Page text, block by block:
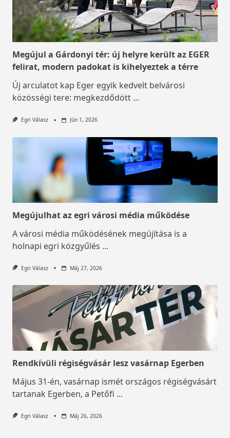
Megújul a Gárdonyi tér: új helyre került az EGER
felirat, modern padokat is kihelyeztek a térre
Új arculatot kap Eger egyik kedvelt belvárosi
közösségi tere: megkezdődött ...
Egri Válasz Jún 1, 2026
Megújulhat az egri városi média működése
A városi média működésének megújítása is a
holnapi egri közgyűlés ...
Egri Válasz Máj 27, 2026
Rendkívüli régiségvásár lesz vasárnap Egerben
Május 31-én, vasárnap ismét országos régiségvásárt
tartanak Egerben, a Petőfi ...
Egri Válasz Máj 26, 2026